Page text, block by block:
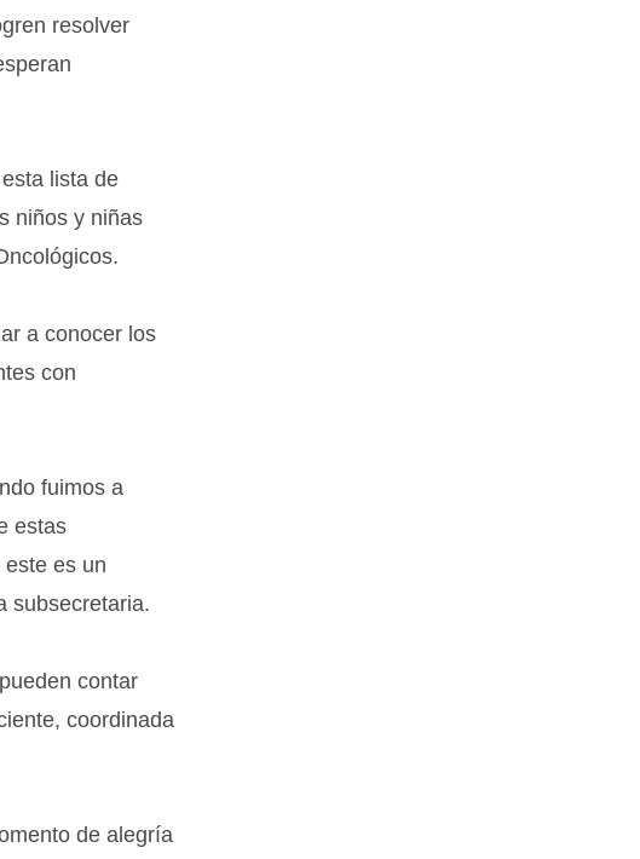
resolver
lista de
niños y niñas
a conocer los
con
fuimos a
estas
es un
subsecretaria.
contar
coordinada
de alegría